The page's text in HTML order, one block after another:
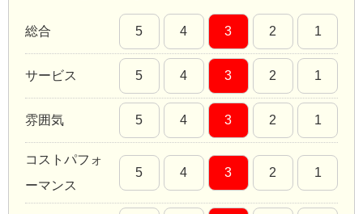
総合 5 4 3 2 1
サービス 5 4 3 2 1
雰囲気 5 4 3 2 1
コストパフォ
ーマンス
5 4 3 2 1